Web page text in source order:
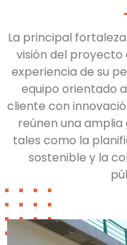
La principal fortaleza
visión del proyecto
experiencia de su
equipo orientado
cliente con
reúnen una
tales como la
sostenible y la